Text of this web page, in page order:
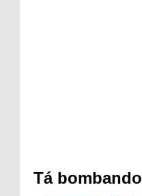
Tá bombando